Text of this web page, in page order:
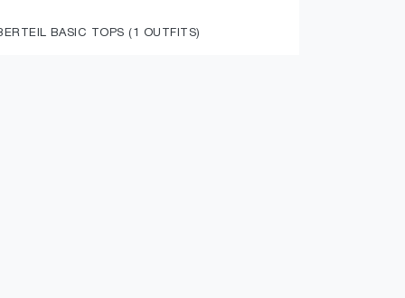
BASIC TOPS (1 OUTFITS)